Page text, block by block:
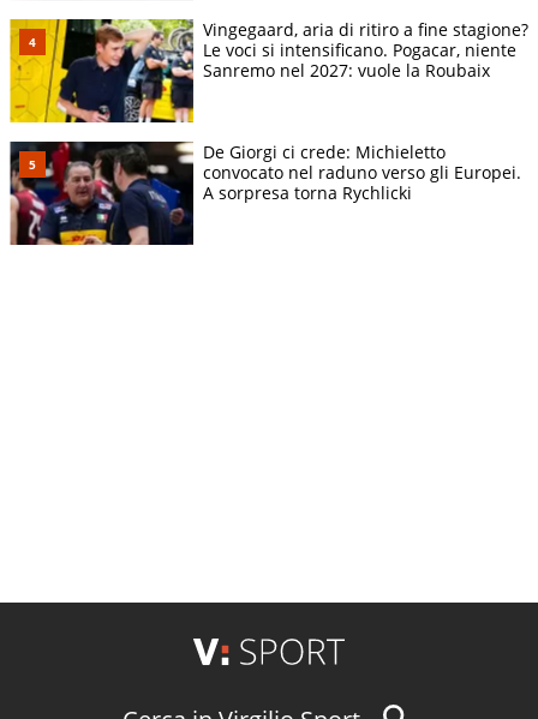
Vingegaard, aria di ritiro a fine stagione?
Le voci si intensificano. Pogacar, niente
Sanremo nel 2027: vuole la Roubaix
De Giorgi ci crede: Michieletto
convocato nel raduno verso gli Europei.
A sorpresa torna Rychlicki